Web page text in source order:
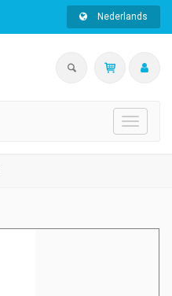
Nederlands
Toggle